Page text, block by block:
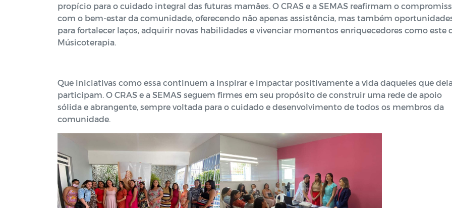
propício para o cuidado integral das futuras mamães. O CRAS e a SEMAS reafirmam o
com o bem-estar da comunidade, oferecendo não apenas assistência, mas também
para fortalecer laços, adquirir novas habilidades e vivenciar momentos enriquecedores como este
Músicoterapia.
Que iniciativas como essa continuem a inspirar e impactar positivamente a vida daqueles que
participam. O CRAS e a SEMAS seguem firmes em seu propósito de construir uma rede de apoio
sólida e abrangente, sempre voltada para o cuidado e desenvolvimento de todos os membros da
comunidade.